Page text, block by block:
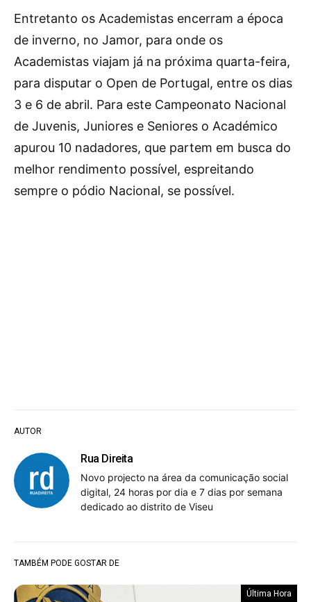
AUTOR
Rua Direita
Novo projecto na área da comunicação social
digital, 24 horas por dia e 7 dias por semana
dedicado ao distrito de Viseu
Entretanto os Academistas encerram a época
de inverno, no Jamor, para onde os
Academistas viajam já na próxima quarta-feira,
para disputar o Open de Portugal, entre os dias
3 e 6 de abril. Para este Campeonato Nacional
de Juvenis, Juniores e Seniores o Académico
apurou 10 nadadores, que partem em busca do
melhor rendimento possível, espreitando
sempre o pódio Nacional, se possível.
TAMBÉM PODE GOSTAR DE
Última Hora